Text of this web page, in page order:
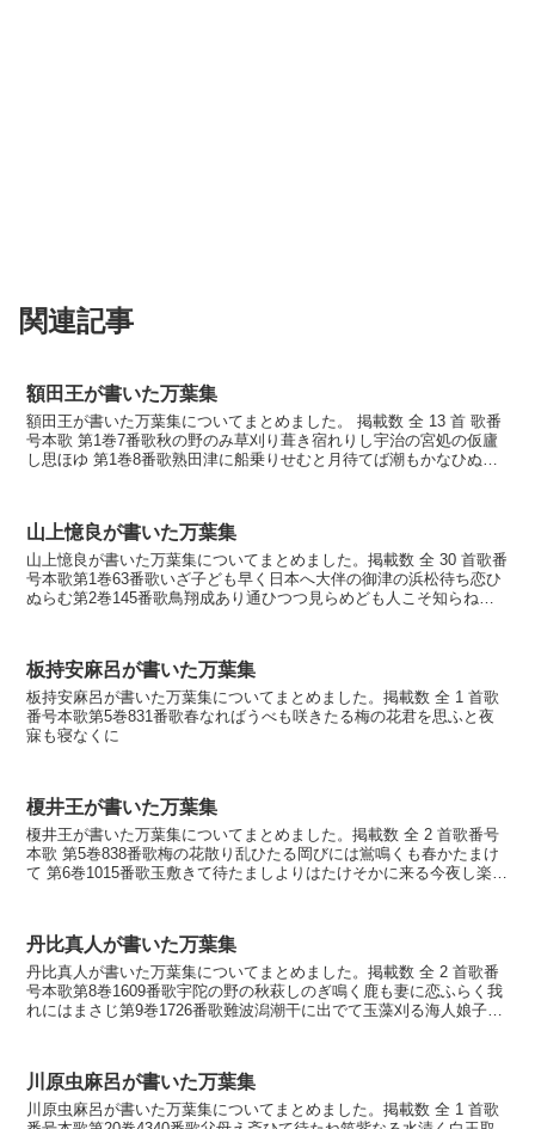
関連記事
額田王が書いた万葉集
額田王が書いた万葉集についてまとめました。 掲載数 全 13 首 歌番
号本歌 第1巻7番歌秋の野のみ草刈り葺き宿れりし宇治の宮処の仮廬
し思ほゆ 第1巻8番歌熟田津に船乗りせむと月待てば潮もかなひぬ今
山上憶良が書いた万葉集
山上憶良が書いた万葉集についてまとめました。掲載数 全 30 首歌番
号本歌第1巻63番歌いざ子ども早く日本へ大伴の御津の浜松待ち恋ひ
ぬらむ第2巻145番歌鳥翔成あり通ひつつ見らめども人こそ知らね松
板持安麻呂が書いた万葉集
板持安麻呂が書いた万葉集についてまとめました。掲載数 全 1 首歌
番号本歌第5巻831番歌春なればうべも咲きたる梅の花君を思ふと夜
寐も寝なくに
榎井王が書いた万葉集
榎井王が書いた万葉集についてまとめました。掲載数 全 2 首歌番号
本歌 第5巻838番歌梅の花散り乱ひたる岡びには鴬鳴くも春かたまけ
て 第6巻1015番歌玉敷きて待たましよりはたけそかに来る今夜し楽し
丹比真人が書いた万葉集
丹比真人が書いた万葉集についてまとめました。掲載数 全 2 首歌番
号本歌第8巻1609番歌宇陀の野の秋萩しのぎ鳴く鹿も妻に恋ふらく我
れにはまさじ第9巻1726番歌難波潟潮干に出でて玉藻刈る海人娘子ど
川原虫麻呂が書いた万葉集
川原虫麻呂が書いた万葉集についてまとめました。掲載数 全 1 首歌